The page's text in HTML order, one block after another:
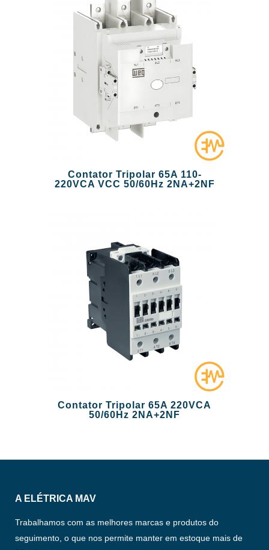
Contator Tripolar 65A 110-
220VCA VCC 50/60Hz 2NA+2NF
Contator Tripolar 65A 220VCA
50/60Hz 2NA+2NF
A ELÉTRICA MAV
Trabalhamos com as melhores marcas e produtos do
seguimento, o que nos permite manter em estoque mais de